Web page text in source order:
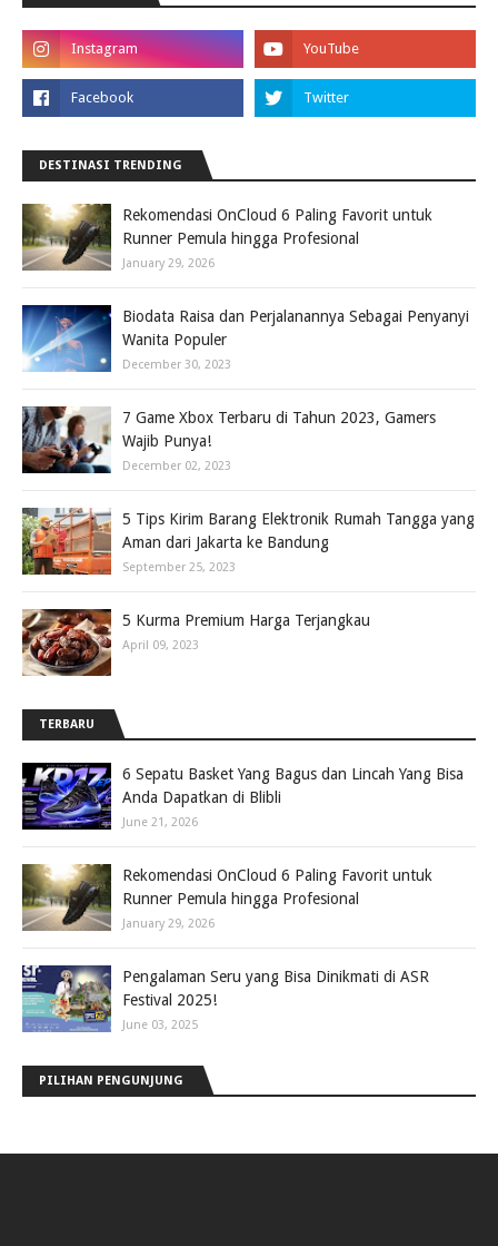
DESTINASI TRENDING
Rekomendasi OnCloud 6 Paling Favorit untuk
Runner Pemula hingga Profesional
January 29, 2026
Biodata Raisa dan Perjalanannya Sebagai Penyanyi
Wanita Populer
December 30, 2023
7 Game Xbox Terbaru di Tahun 2023, Gamers
Wajib Punya!
December 02, 2023
5 Tips Kirim Barang Elektronik Rumah Tangga yang
Aman dari Jakarta ke Bandung
September 25, 2023
5 Kurma Premium Harga Terjangkau
April 09, 2023
TERBARU
6 Sepatu Basket Yang Bagus dan Lincah Yang Bisa
Anda Dapatkan di Blibli
June 21, 2026
Rekomendasi OnCloud 6 Paling Favorit untuk
Runner Pemula hingga Profesional
January 29, 2026
Pengalaman Seru yang Bisa Dinikmati di ASR
Festival 2025!
June 03, 2025
PILIHAN PENGUNJUNG